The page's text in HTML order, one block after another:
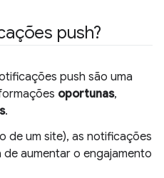
push?
push são uma
oportunas,
.
de um site), as notificações
de aumentar o engajamento